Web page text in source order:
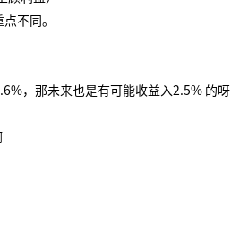
不同。
，那未来也是有可能收益入2.5% 的呀